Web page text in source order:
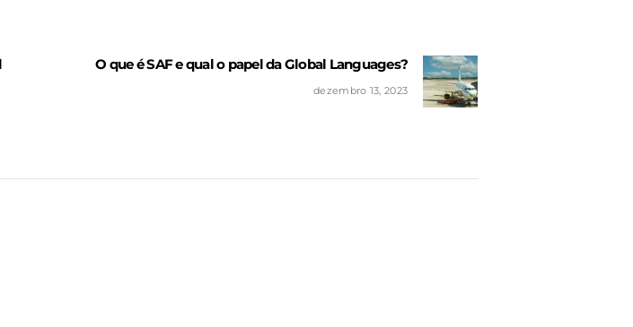
Next
post:
O que é SAF e qual o papel da Global Languages?
dezembro 13, 2023